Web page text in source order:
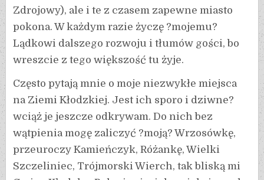
Zdrojowy), ale i te z czasem zapewne miasto
pokona. W każdym razie życzę ?mojemu?
Lądkowi dalszego rozwoju i tłumów gości, bo
wreszcie z tego większość tu żyje.
Często pytają mnie o moje niezwykłe miejsca
na Ziemi Kłodzkiej. Jest ich sporo i dziwne?
wciąż je jeszcze odkrywam. Do nich bez
wątpienia mogę zaliczyć ?moją? Wrzosówkę,
przeuroczy Kamieńczyk, Różankę, Wielki
Szczeliniec, Trójmorski Wierch, tak bliską mi